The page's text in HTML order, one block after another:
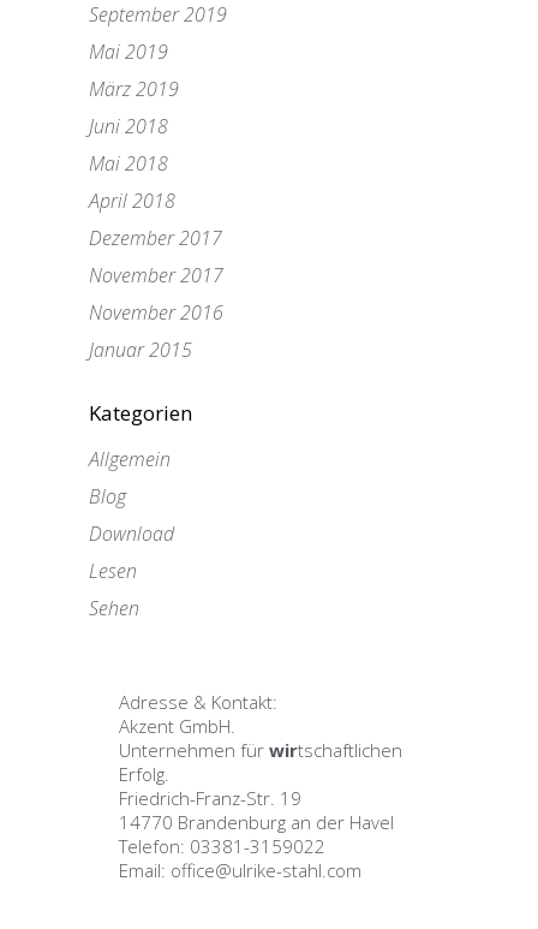
September 2019
Mai 2019
März 2019
Juni 2018
Mai 2018
April 2018
Dezember 2017
November 2017
November 2016
Januar 2015
Kategorien
Allgemein
Blog
Download
Lesen
Sehen
Adresse & Kontakt:
Akzent GmbH.
Unternehmen für wirtschaftlichen
Erfolg.
Friedrich-Franz-Str. 19
14770 Brandenburg an der Havel
Telefon: 03381-3159022
Email: office@ulrike-stahl.com